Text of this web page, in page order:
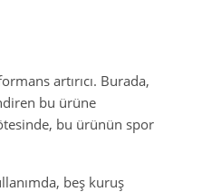
artırıcı. Burada,
bu ürüne
bu ürünün spor
beş kuruş